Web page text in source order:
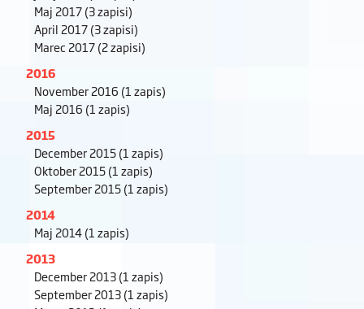
Maj 2017(3 zapisi)
April 2017(3 zapisi)
Marec 2017(2 zapisi)
2016
November 2016 (1 zapis)
Maj 2016 (1 zapis)
2015
December 2015(1 zapis)
Oktober 2015(1 zapis)
September 2015(1 zapis)
2014
Maj 2014(1 zapis)
2013
December 2013(1 zapis)
September 2013(1 zapis)